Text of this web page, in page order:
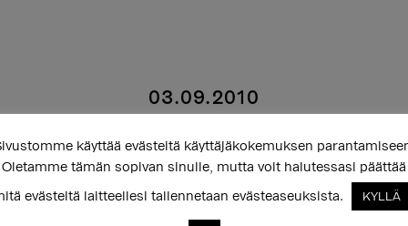
03.09.2010
naisellistamisesta
käyttää evästeitä käyttäjäkokemuksen
Oletamme tämän sopivan sinulle, mutta voit halutessasi päättää
evästeitä laitteellesi tallennetaan evästeaseuksista. KYLLÄ